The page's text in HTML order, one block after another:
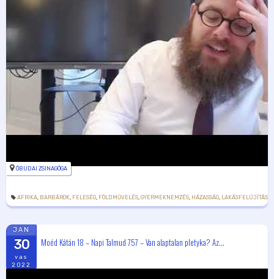
ÓBUDAI ZSINAGÓGA
AFRIKA BARBÁROK FELESÉG FÖLDMŰVELÉS GYERMEKNEMZÉS HÁZASSÁG LAKÁSFELÚJÍTÁS
JAN
30
vas
2022
Moéd Kátán 18 – Napi Talmud 757 – Van alaptalan pletyka? Az...